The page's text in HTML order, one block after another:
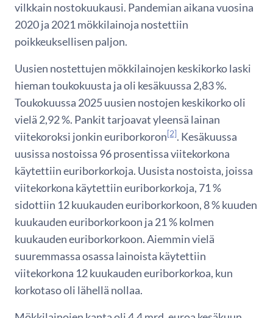
vilkkain nostokuukausi. Pandemian aikana vuosina
2020 ja 2021 mökkilainoja nostettiin
poikkeuksellisen paljon.
Uusien nostettujen mökkilainojen keskikorko laski
hieman toukokuusta ja oli kesäkuussa 2,83 %.
Toukokuussa 2025 uusien nostojen keskikorko oli
vielä 2,92 %. Pankit tarjoavat yleensä lainan
viitekoroksi jonkin euriborkoron[2]. Kesäkuussa
uusissa nostoissa 96 prosentissa viitekorkona
käytettiin euriborkorkoja. Uusista nostoista, joissa
viitekorkona käytettiin euriborkorkoja, 71 %
sidottiin 12 kuukauden euriborkorkoon, 8 % kuuden
kuukauden euriborkorkoon ja 21 % kolmen
kuukauden euriborkorkoon. Aiemmin vielä
suuremmassa osassa lainoista käytettiin
viitekorkona 12 kuukauden euriborkorkoa, kun
korkotaso oli lähellä nollaa.